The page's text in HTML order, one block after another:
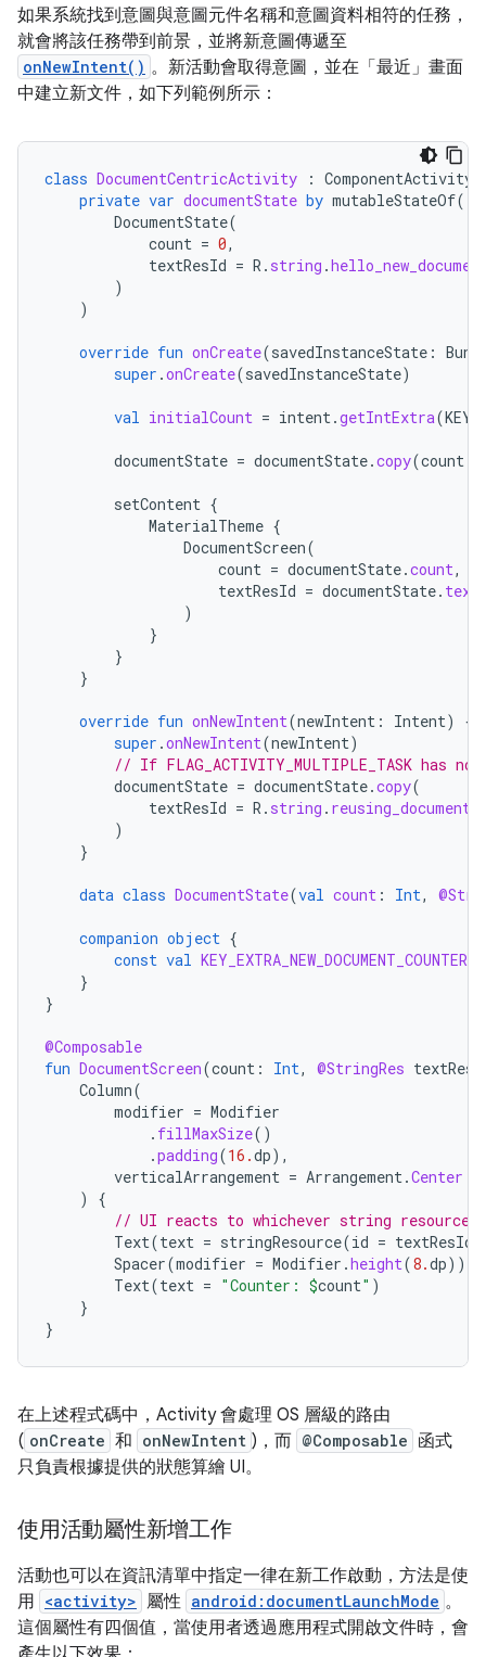
如果系統找到意圖與意圖元件名稱和意圖資料相符的任務，
就會將該任務帶到前景，並將新意圖傳遞至
onNewIntent() 。新活動會取得意圖，並在「最近」畫面
中建立新文件，如下列範例所示：
class DocumentCentricActivity : ComponentActivity
private var documentState by mutableStateOf(
DocumentState(
count = 0,
textResId = R . string .
)
)
override fun onCreate(savedInstanceState :
super .onCreate(savedInstanceState)
val initialCount = intent .getIntExtra(
documentState = documentState.copy(count
setContent {
MaterialTheme {
DocumentScreen(
count = documentState.count,
textResId = documentState.
)
}
}
}
override fun onNewIntent(newIntent : Intent)
{
super .onNewIntent(newIntent)
// If FLAG_ACTIVITY_MULTIPLE_TASK
documentState = documentState.copy(
textResId = R . string .
)
}
data class DocumentState(val count : Int,
companion object {
const val KEY_EXTRA_NEW_DOCUMENT_COUNTER
}
}
@Composable
fun DocumentScreen(count : Int, @StringRes
Column(
modifier = Modifier
. fillMaxSize()
.padding(16.dp),
verticalArrangement = Arrangement .Center
)
{
// UI reacts to whichever string resource ID
Text(text = stringResource(id = textResId
Spacer(modifier = Modifier .height(8.dp))
Text(text = "Counter: $count" )
}
}
在上述程式碼中，Activity 會處理 OS 層級的路由
( onCreate 和 onNewIntent )，而 @Composable 函式
只負責根據提供的狀態算繪 UI。
使用活動屬性新增工作
活動也可以在資訊清單中指定一律在新工作啟動，方法是使
用 <activity> 屬性 android:documentLaunchMode 。
這個屬性有四個值，當使用者透過應用程式開啟文件時，會